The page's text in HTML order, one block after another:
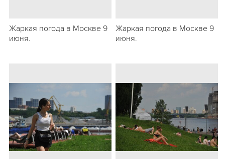
Жаркая погода в Москве 9
июня.
Жаркая погода в Москве 9
июня.